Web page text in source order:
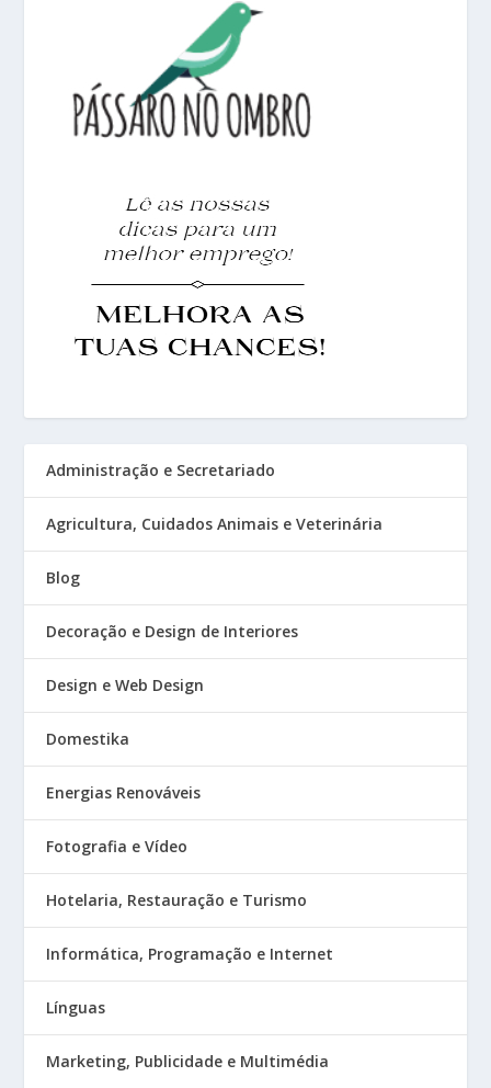
Administração e Secretariado
Agricultura, Cuidados Animais e Veterinária
Blog
Decoração e Design de Interiores
Design e Web Design
Domestika
Energias Renováveis
Fotografia e Vídeo
Hotelaria, Restauração e Turismo
Informática, Programação e Internet
Línguas
Marketing, Publicidade e Multimédia